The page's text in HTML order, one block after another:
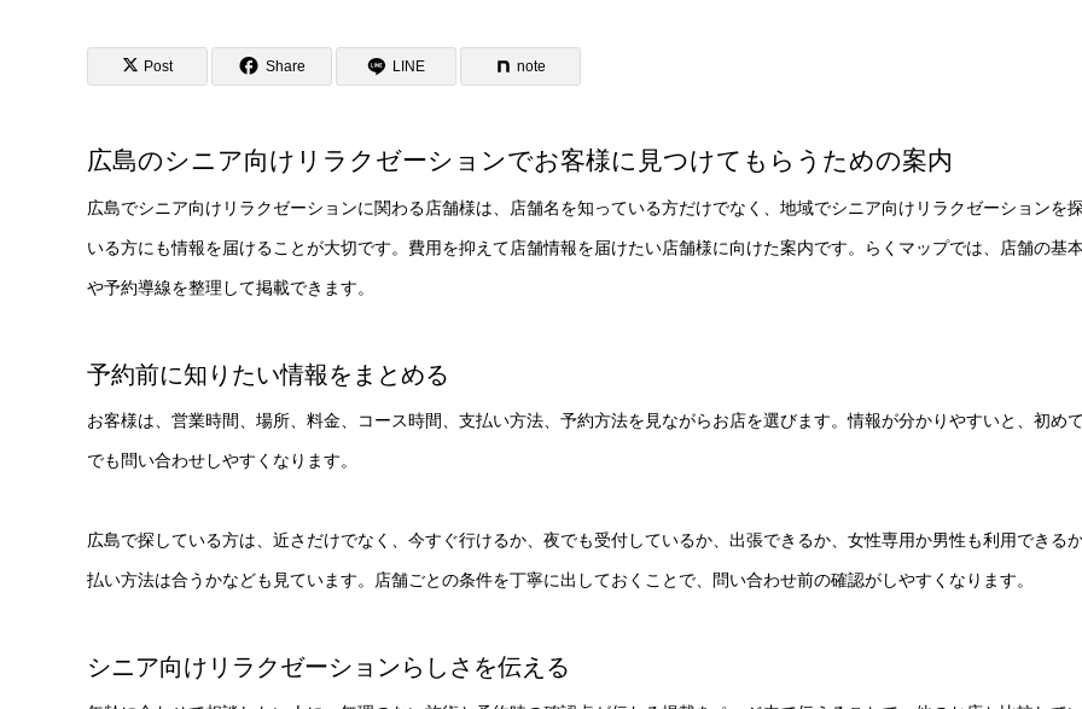
Post Share LINE note
広島のシニア向けリラクゼーションでお客様に見つけてもらうための案内
広島でシニア向けリラクゼーションに関わる店舗様は、店舗名を知っている方だけでなく、地域でシニア向けリラクゼーションを
いる方にも情報を届けることが大切です。費用を抑えて店舗情報を届けたい店舗様に向けた案内です。らくマップでは、店舗の基
や予約導線を整理して掲載できます。
予約前に知りたい情報をまとめる
お客様は、営業時間、場所、料金、コース時間、支払い方法、予約方法を見ながらお店を選びます。情報が分かりやすいと、初め
でも問い合わせしやすくなります。
広島で探している方は、近さだけでなく、今すぐ行けるか、夜でも受付しているか、出張できるか、女性専用か男性も利用できる
払い方法は合うかなども見ています。店舗ごとの条件を丁寧に出しておくことで、問い合わせ前の確認がしやすくなります。
シニア向けリラクゼーションらしさを伝える